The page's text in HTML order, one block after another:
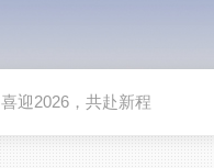
喜迎2026，共赴新程